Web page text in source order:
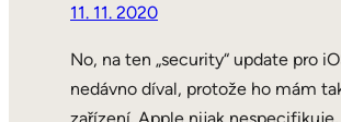
11. 11. 2020
No, na ten „security“ update pro
nedávno díval, protože ho mám